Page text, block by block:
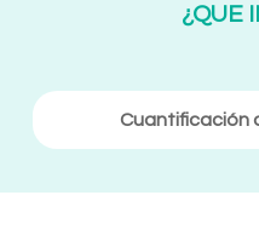
¿QUE
Cuantificación